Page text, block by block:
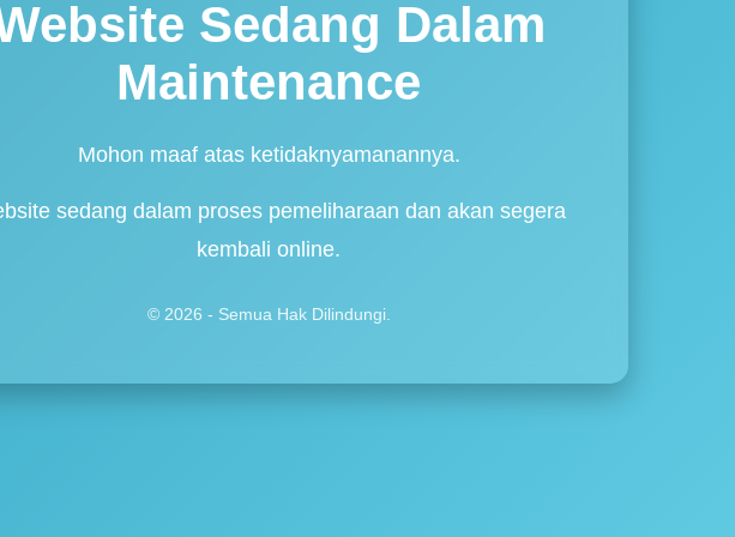
Sedang Dalam
Maintenance
Mohon maaf atas ketidaknyamanannya.
sedang dalam proses pemeliharaan dan akan segera
kembali online.
© 2026 - Semua Hak Dilindungi.